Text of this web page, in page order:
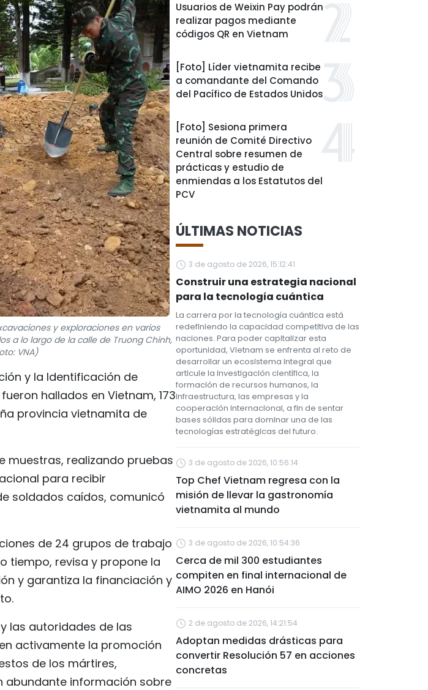
y exploraciones en varios
a lo largo de la calle de Truong Chinh,
VNA)
y la Identificación de
hallados en Vietnam, 173
provincia vietnamita de
muestras, realizando pruebas
para recibir
soldados caídos, comunicó
de 24 grupos de trabajo
tiempo, revisa y propone la
y garantiza la financiación y
las autoridades de las
activamente la promoción
de los mártires,
abundante información sobre
Usuarios de Weixin Pay podrán
realizar pagos mediante
códigos QR en Vietnam
[Foto] Líder vietnamita recibe
a comandante del Comando
del Pacífico de Estados Unidos
[Foto] Sesiona primera
reunión de Comité Directivo
Central sobre resumen de
prácticas y estudio de
enmiendas a los Estatutos del
PCV
ÚLTIMAS NOTICIAS
3 de agosto de 2026, 15:12:41
Construir una estrategia nacional
para la tecnología cuántica
La carrera por la tecnología cuántica está
redefiniendo la capacidad competitiva de las
naciones. Para poder capitalizar esta
oportunidad, Vietnam se enfrenta al reto de
desarrollar un ecosistema integral que
articule la investigación científica, la
formación de recursos humanos, la
infraestructura, las empresas y la
cooperación internacional, a fin de sentar
bases sólidas para dominar una de las
tecnologías estratégicas del futuro.
3 de agosto de 2026, 10:56:14
Top Chef Vietnam regresa con la
misión de llevar la gastronomía
vietnamita al mundo
3 de agosto de 2026, 10:54:36
Cerca de mil 300 estudiantes
compiten en final internacional de
AIMO 2026 en Hanói
2 de agosto de 2026, 14:21:54
Adoptan medidas drásticas para
convertir Resolución 57 en acciones
concretas